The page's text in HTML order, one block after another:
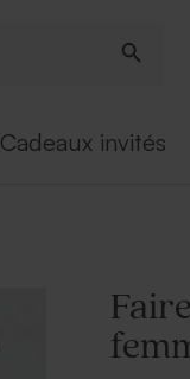
Cadeaux invités